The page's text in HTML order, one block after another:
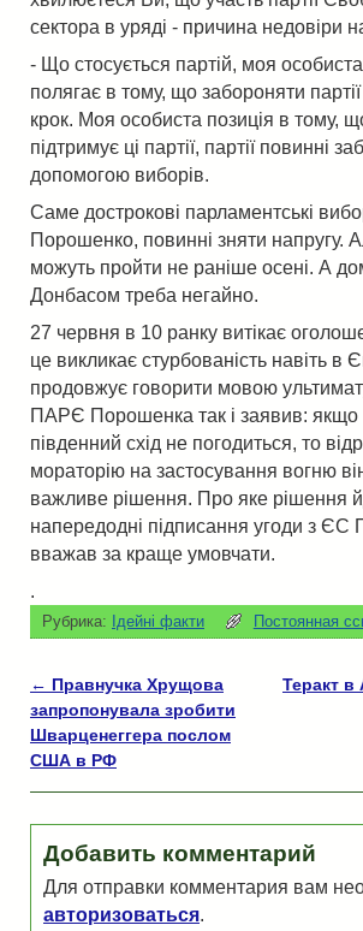
сектора в уряді - причина недовіри
- Що стосується партій, моя
полягає в тому, що забороняти
крок. Моя особиста позиція в тому,
підтримує ці партії, партії повинні
допомогою виборів.
Саме дострокові парламентські
Порошенко, повинні зняти напругу.
можуть пройти не раніше осені. А
Донбасом треба негайно.
27 червня в 10 ранку витікає
це викликає стурбованість навіть в
продовжує говорити мовою
ПАРЄ Порошенка так і заявив: якщо
південний схід не погодиться, то
мораторію на застосування вогню
важливе рішення. Про яке рішення
напередодні підписання угоди з ЄС
вважав за краще умовчати.
.
Рубрика: Ідейні факти Постоянная
Навигация по записям
← Правнучка Хрущова
запропонувала зробити
Шварценеггера послом
США в РФ
Теракт в
Добавить комментарий
Для отправки комментария вам
авторизоваться.